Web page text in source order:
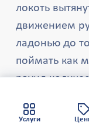
локоть
движением
ладонью до
поймать как
раунд
одну.
всего монет
Этот веб-сайт
чтобы
Политика
Карта сайта
Услуги